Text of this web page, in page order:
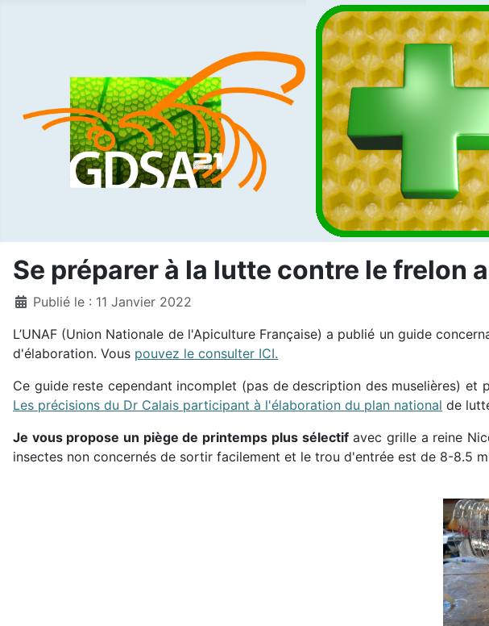
Se préparer à la lutte contre le frelon
DétailsPublié le : 11 Janvier 2022
L’UNAF (Union Nationale de l'Apiculture Française) a publié un guide
d'élaboration. Vous pouvez le consulter ICI.
Ce guide reste cependant incomplet (pas de description des muselières) et
Les précisions du Dr Calais participant à l'élaboration du plan national de
Je vous propose un piège de printemps plus sélectifavec grille a reine
insectes non concernés de sortir facilement et le trou d'entrée est de 8-8.5